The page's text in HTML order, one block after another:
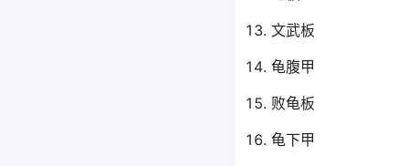
文武板
龟腹甲
败龟板
龟下甲